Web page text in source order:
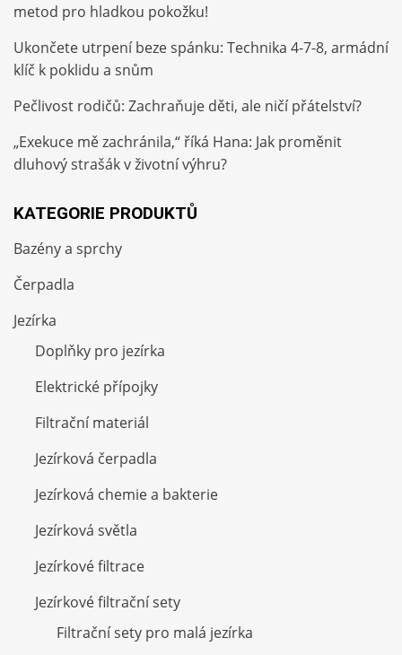
metod pro hladkou pokožku!
Ukončete utrpení beze spánku: Technika 4-7-8, armádní
klíč k poklidu a snům
Pečlivost rodičů: Zachraňuje děti, ale ničí přátelství?
„Exekuce mě zachránila,“ říká Hana: Jak proměnit
dluhový strašák v životní výhru?
KATEGORIE PRODUKTŮ
Bazény a sprchy
Čerpadla
Jezírka
Doplňky pro jezírka
Elektrické přípojky
Filtrační materiál
Jezírková čerpadla
Jezírková chemie a bakterie
Jezírková světla
Jezírkové filtrace
Jezírkové filtrační sety
Filtrační sety pro malá jezírka